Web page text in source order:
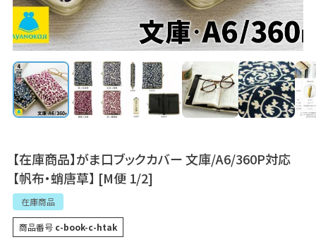
【在庫商品】がま口ブックカバー 文庫/A6/360P対応
【帆布・蛸唐草】 [M便 1/2]
在庫商品
商品番号 c-book-c-htak